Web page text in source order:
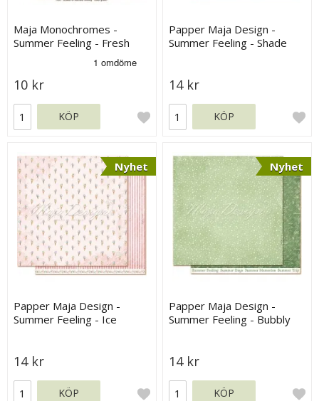
Maja Monochromes -
Summer Feeling - Fresh
10 kr
KÖP
Papper Maja Design -
Summer Feeling - Shade
14 kr
KÖP
Nyhet
Papper Maja Design -
Summer Feeling - Ice
14 kr
KÖP
Nyhet
Papper Maja Design -
Summer Feeling - Bubbly
14 kr
KÖP